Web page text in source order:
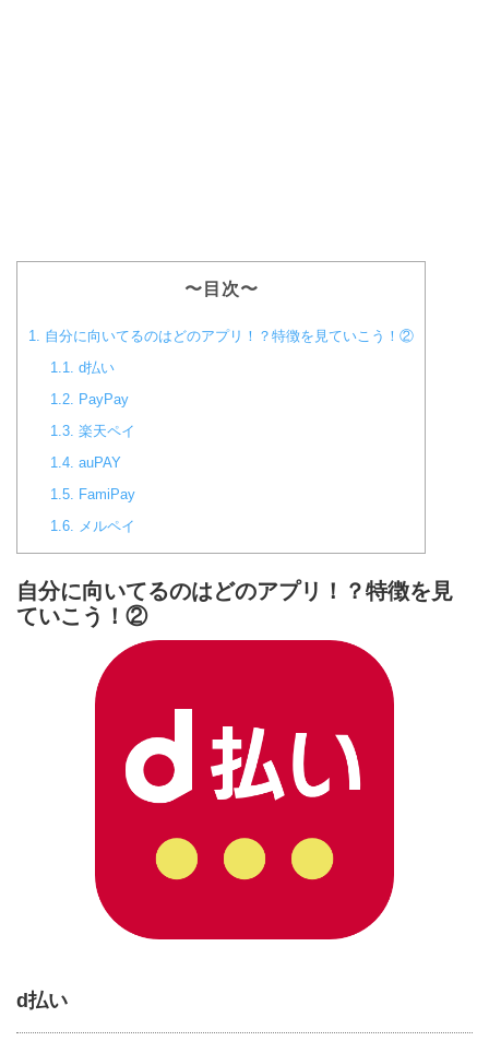
〜目次〜
1. 自分に向いてるのはどのアプリ！？特徴を見ていこう！②
1.1. d払い
1.2. PayPay
1.3. 楽天ペイ
1.4. auPAY
1.5. FamiPay
1.6. メルペイ
自分に向いてるのはどのアプリ！？特徴を見
ていこう！②
d払い